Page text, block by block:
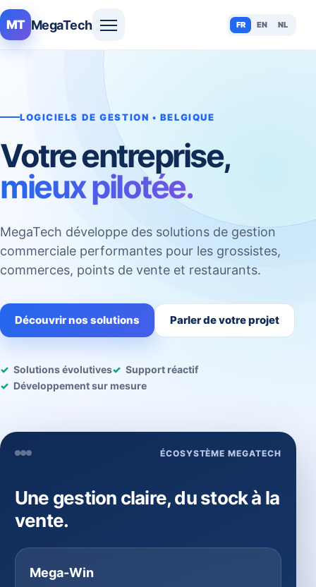
MT MegaTech FR EN NL
LOGICIELS DE GESTION • BELGIQUE
Votre entreprise,
mieux pilotée.
MegaTech développe des solutions de gestion
commerciale performantes pour les grossistes,
commerces, points de vente et restaurants.
Découvrir nos solutions Parler de votre projet
Solutions évolutives
Support réactif
Développement sur mesure
ÉCOSYSTÈME MEGATECH
Une gestion claire, du stock à la
vente.
Mega-Win